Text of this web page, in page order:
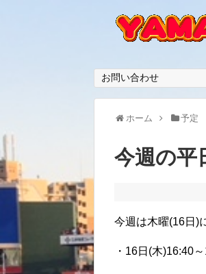
お問い合わせ
ホーム 予定
今週の平
今週は木曜(16日)
・16日(木